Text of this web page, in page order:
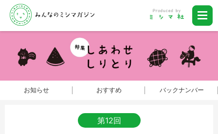
お知らせ おすすめ バックナンバー
第12回